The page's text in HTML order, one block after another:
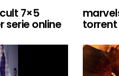
7×5
serie online torrent